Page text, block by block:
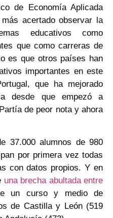
de Economía Aplicada
acertado observar la
educativos como
que como carreras de
es que otros países han
importantes en este
que ha mejorado
desde que empezó a
de peor nota y ahora
37.000 alumnos de 980
por primera vez todas
con datos propios. Y en
una brecha abultada entre
un curso y medio de
de Castilla y León (519